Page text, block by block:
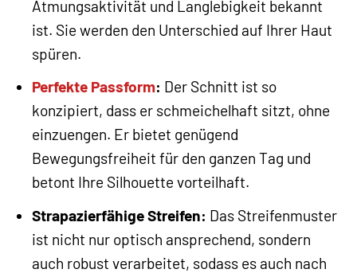
Atmungsaktivität und Langlebigkeit bekannt
ist. Sie werden den Unterschied auf Ihrer Haut
spüren.
Perfekte Passform: Der Schnitt ist so
konzipiert, dass er schmeichelhaft sitzt, ohne
einzuengen. Er bietet genügend
Bewegungsfreiheit für den ganzen Tag und
betont Ihre Silhouette vorteilhaft.
Strapazierfähige Streifen: Das Streifenmuster
ist nicht nur optisch ansprechend, sondern
auch robust verarbeitet, sodass es auch nach